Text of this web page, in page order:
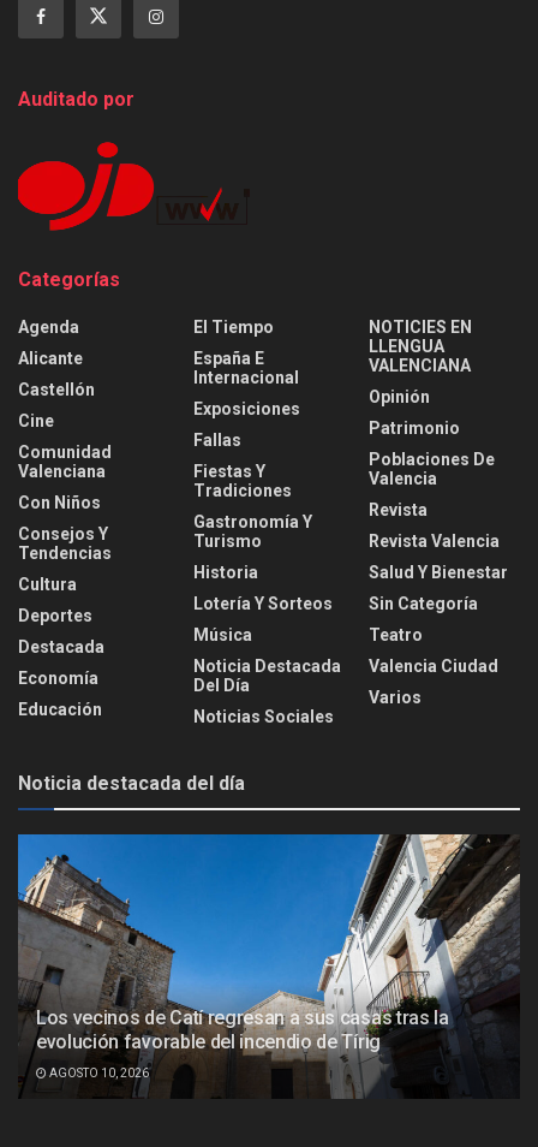
Auditado por
Categorías
Agenda
Alicante
Castellón
Cine
Comunidad
Valenciana
Con Niños
Consejos Y
Tendencias
Cultura
Deportes
Destacada
Economía
Educación
El Tiempo
España E
Internacional
Exposiciones
Fallas
Fiestas Y
Tradiciones
Gastronomía Y
Turismo
Historia
Lotería Y Sorteos
Música
Noticia Destacada
Del Día
Noticias Sociales
NOTICIES EN
LLENGUA
VALENCIANA
Opinión
Patrimonio
Poblaciones De
Valencia
Revista
Revista Valencia
Salud Y Bienestar
Sin Categoría
Teatro
Valencia Ciudad
Varios
Noticia destacada del día
Los vecinos de Catí regresan a sus casas tras la
evolución favorable del incendio de Tírig
AGOSTO 10, 2026